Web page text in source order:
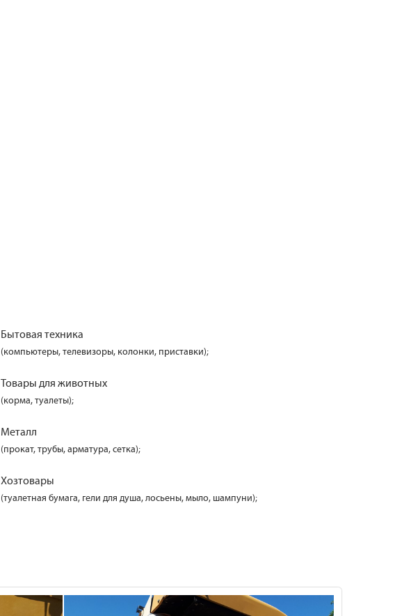
Бытовая техника
(компьютеры, телевизоры, колонки, приставки);
Товары для животных
(корма, туалеты);
Металл
(прокат, трубы, арматура, сетка);
Хозтовары
(туалетная бумага, гели для душа, лосьены, мыло, шампуни);